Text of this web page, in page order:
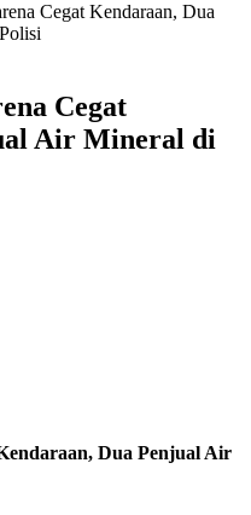
Cegat Kendaraan, Dua
Cegat
Air Mineral di
Dua Penjual Air